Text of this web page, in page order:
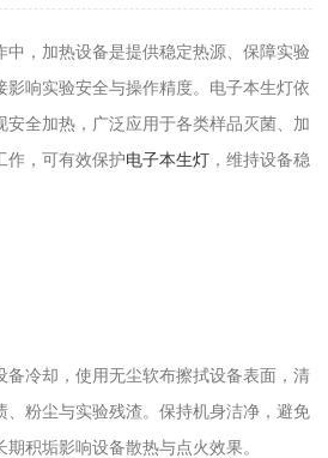
，加热设备是提供稳定热源、保障实验
影响实验安全与操作精度。电子本生灯依
安全加热，广泛应用于各类样品灭菌、加
作，可有效保护电子本生灯 ，维持设备稳
冷却，使用无尘软布擦拭设备表面，清
、粉尘与实验残渣。保持机身洁净，避免
积垢影响设备散热与点火效果。